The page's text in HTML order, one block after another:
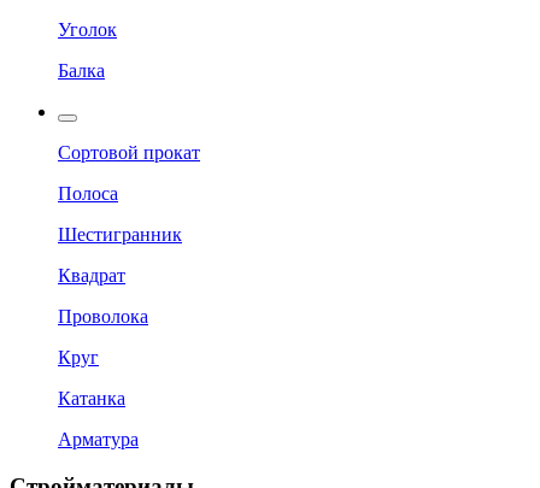
Уголок
Балка
Сортовой прокат
Полоса
Шестигранник
Квадрат
Проволока
Круг
Катанка
Арматура